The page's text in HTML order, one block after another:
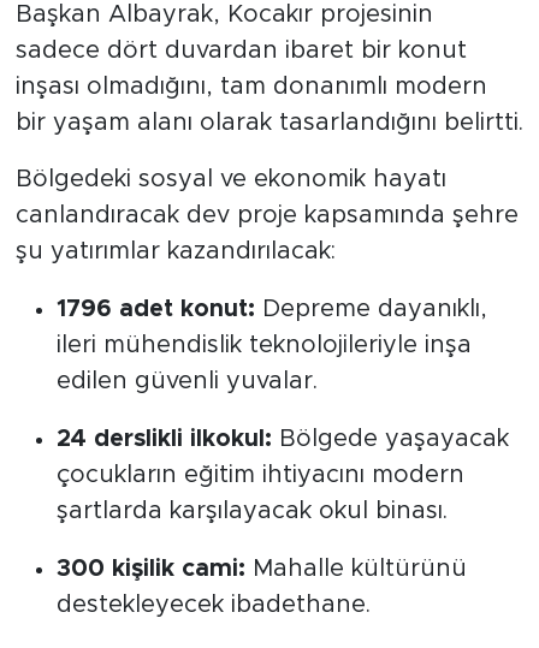
Başkan Albayrak, Kocakır projesinin
sadece dört duvardan ibaret bir konut
inşası olmadığını, tam donanımlı modern
bir yaşam alanı olarak tasarlandığını belirtti.
Bölgedeki sosyal ve ekonomik hayatı
canlandıracak dev proje kapsamında şehre
şu yatırımlar kazandırılacak:
1796 adet konut: Depreme dayanıklı,
ileri mühendislik teknolojileriyle inşa
edilen güvenli yuvalar.
24 derslikli ilkokul: Bölgede yaşayacak
çocukların eğitim ihtiyacını modern
şartlarda karşılayacak okul binası.
300 kişilik cami: Mahalle kültürünü
destekleyecek ibadethane.